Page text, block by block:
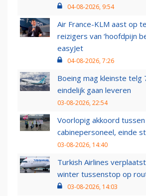
04-08-2026, 9:54
Air France-KLM aast op
reizigers van ‘hoofdpijn
easyJet
04-08-2026, 7:26
Boeing mag kleinste telg
eindelijk gaan leveren
03-08-2026, 22:54
Voorlopig akkoord
cabinepersoneel, einde
03-08-2026, 14:40
Turkish Airlines
winter tussenstop op
03-08-2026, 14:03